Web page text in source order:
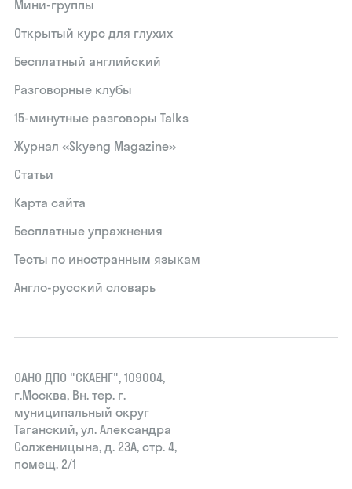
Мини-группы
Открытый курс для глухих
Бесплатный английский
Разговорные клубы
15‑минутные разговоры Talks
Журнал «Skyeng Magazine»
Статьи
Карта сайта
Бесплатные упражнения
Тесты по иностранным языкам
Англо-русский словарь
ОАНО ДПО "СКАЕНГ", 109004,
г.Москва, Вн. тер. г.
муниципальный округ
Таганский, ул. Александра
Солженицына, д. 23А, стр. 4,
помещ. 2/1